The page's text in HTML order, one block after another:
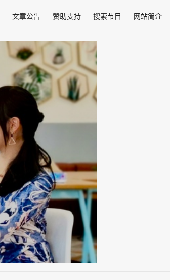
文章公告 赞助支持 搜索节目 网站简介